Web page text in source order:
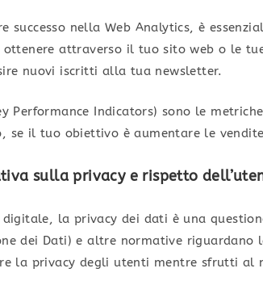
successo nella Web Analytics, è
ottenere attraverso il tuo sito web o le
nuovi iscritti alla tua newsletter.
Performance Indicators) sono le
se il tuo obiettivo è aumentare le
sulla privacy e rispetto
digitale, la privacy dei dati è una
dei Dati) e altre normative
la privacy degli utenti mentre sfrutti al